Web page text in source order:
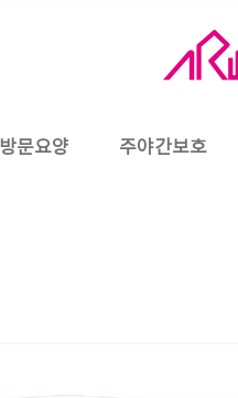
방문요양 주야간보호